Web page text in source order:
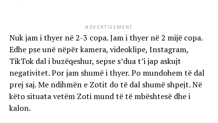
ADVERTISEMENT
Nuk jam i thyer në 2-3 copa. Jam i thyer në 2 mijë copa.
Edhe pse unë nëpër kamera, videoklipe, Instagram,
TikTok dal i buzëqeshur, sepse s’dua t’i jap askujt
negativitet. Por jam shumë i thyer. Po mundohem të dal
prej saj. Me ndihmën e Zotit do të dal shumë shpejt. Në
këto situata vetëm Zoti mund të të mbështesë dhe i
kalon.